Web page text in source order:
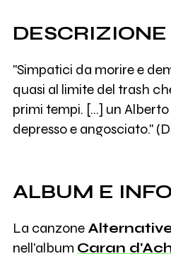
DESCRIZIONE
"Simpatici da morire e
quasi al limite del trash
primi tempi. [...] un
depresso e angosciato."
ALBUM E
La canzone
nell'album Caran